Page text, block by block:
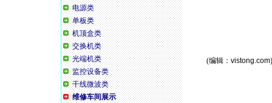
电源类
单板类
机顶盒类
交换机类
光端机类
监控设备类
干线微波类
维修车间展示
(编辑： vistong.com)